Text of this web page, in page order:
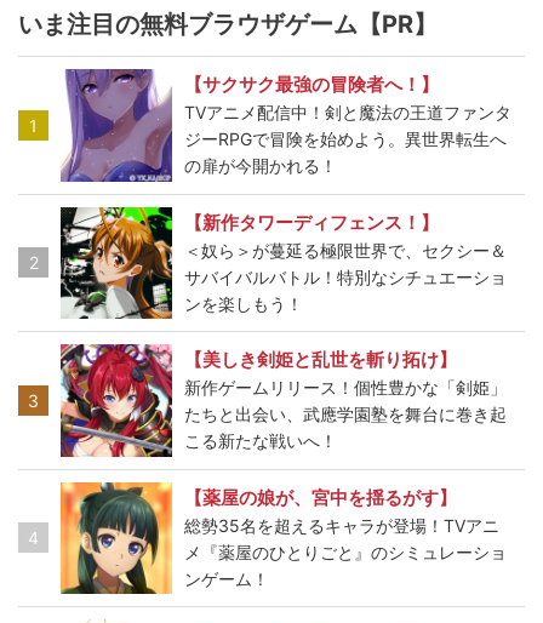
いま注目の無料ブラウザゲーム【PR】
1
【サクサク最強の冒険者へ！】
TVアニメ配信中！剣と魔法の王道ファンタ
ジーRPGで冒険を始めよう。異世界転生へ
の扉が今開かれる！
2
【新作タワーディフェンス！】
＜奴ら＞が蔓延る極限世界で、セクシー＆
サバイバルバトル！特別なシチュエーショ
ンを楽しもう！
3
【美しき剣姫と乱世を斬り拓け】
新作ゲームリリース！個性豊かな「剣姫」
たちと出会い、武應学園塾を舞台に巻き起
こる新たな戦いへ！
4
【薬屋の娘が、宮中を揺るがす】
総勢35名を超えるキャラが登場！TVアニ
メ『薬屋のひとりごと』のシミュレーショ
ンゲーム！